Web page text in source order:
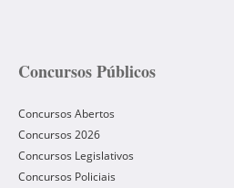
Concursos Públicos
Concursos Abertos
Concursos 2026
Concursos Legislativos
Concursos Policiais